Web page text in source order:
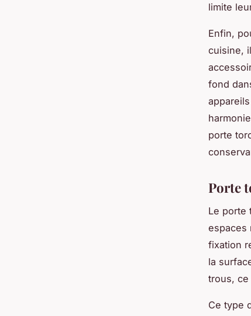
limite
Enfin,
cuisine,
fond
porte
Porte
Le porte
espaces
fixation
la
trous, ce
Ce type